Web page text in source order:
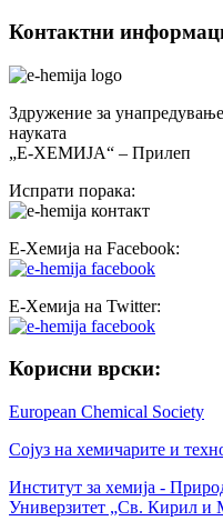
Контактни
Здружение за
науката
„Е-ХЕМИЈА“ – Прилеп
Испрати порака:
Е-Хемија на Facebook:
Е-Хемија на Twitter:
Корисни врски:
European Chemical Society
Сојуз на хемичарите и
Институт за хемија -
Универзитет „Св. Кирил и